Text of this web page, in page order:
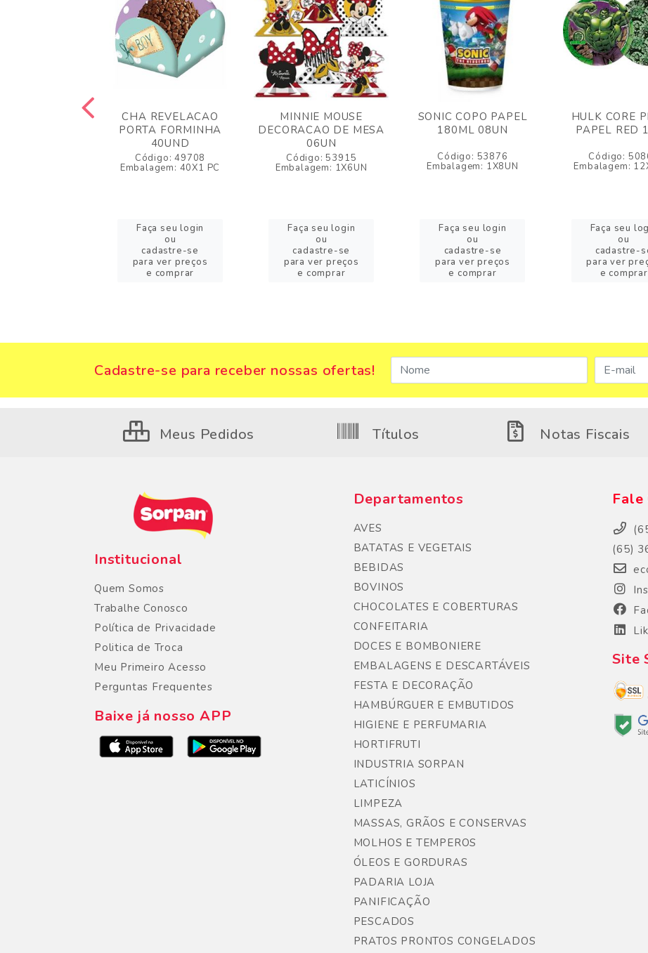
CHA REVELACAO
PORTA FORMINHA
40UND
Código: 49708
Embalagem: 40X1 PC
Faça seu login
ou
cadastre-se
para ver preços
e comprar
MINNIE MOUSE
DECORACAO DE MESA
06UN
Código: 53915
Embalagem: 1X6UN
Faça seu login
ou
cadastre-se
para ver preços
e comprar
SONIC COPO PAPEL
180ML 08UN
Código: 53876
Embalagem: 1X8UN
Faça seu login
ou
cadastre-se
para ver preços
e comprar
HULK CORE
PAPEL RED
Código:
Embalagem:
Faça seu
ou
cadastre-
para ver
e comprar
Cadastre-se para receber nossas ofertas!
Meus Pedidos Títulos Notas Fiscais
Institucional
Quem Somos
Trabalhe Conosco
Política de Privacidade
Politica de Troca
Meu Primeiro Acesso
Perguntas Frequentes
Baixe já nosso APP
Departamentos
AVES
BATATAS E VEGETAIS
BEBIDAS
BOVINOS
CHOCOLATES E COBERTURAS
CONFEITARIA
DOCES E BOMBONIERE
EMBALAGENS E DESCARTÁVEIS
FESTA E DECORAÇÃO
HAMBÚRGUER E EMBUTIDOS
HIGIENE E PERFUMARIA
HORTIFRUTI
INDUSTRIA SORPAN
LATICÍNIOS
LIMPEZA
MASSAS, GRÃOS E CONSERVAS
MOLHOS E TEMPEROS
ÓLEOS E GORDURAS
PADARIA LOJA
PANIFICAÇÃO
PESCADOS
PRATOS PRONTOS CONGELADOS
Fale
(65)
Site